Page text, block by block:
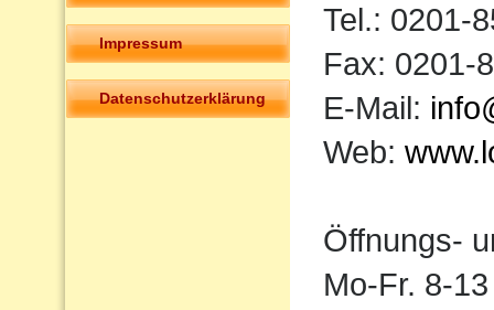
Impressum
Datenschutzerklärung
Tel.: 0201-
Fax: 0201-
E-Mail:
Web:
Öffnungs-
Mo-Fr. 8-